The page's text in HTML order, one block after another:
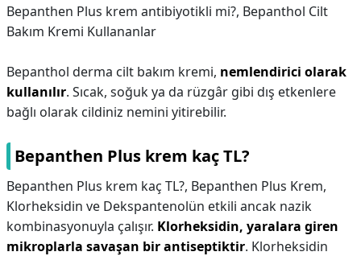
Bepanthen Plus krem antibiyotikli mi?, Bepanthol Cilt
Bakım Kremi Kullananlar
Bepanthol derma cilt bakım kremi, nemlendirici olarak
kullanılır. Sıcak, soğuk ya da rüzgâr gibi dış etkenlere
bağlı olarak cildiniz nemini yitirebilir.
Bepanthen Plus krem kaç TL?
Bepanthen Plus krem kaç TL?, Bepanthen Plus Krem,
Klorheksidin ve Dekspantenolün etkili ancak nazik
kombinasyonuyla çalışır. Klorheksidin, yaralara giren
mikroplarla savaşan bir antiseptiktir. Klorheksidin